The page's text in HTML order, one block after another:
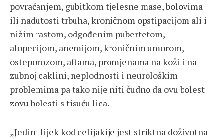
povraćanjem, gubitkom tjelesne mase, bolovima
ili nadutosti trbuha, kroničnom opstipacijom ali i
nižim rastom, odgođenim pubertetom,
alopecijom, anemijom, kroničnim umorom,
osteporozom, aftama, promjenama na koži i na
zubnoj caklini, neplodnosti i neurološkim
problemima pa tako nije niti čudno da ovu bolest
zovu bolesti s tisuću lica.
„Jedini lijek kod celijakije jest striktna doživotna